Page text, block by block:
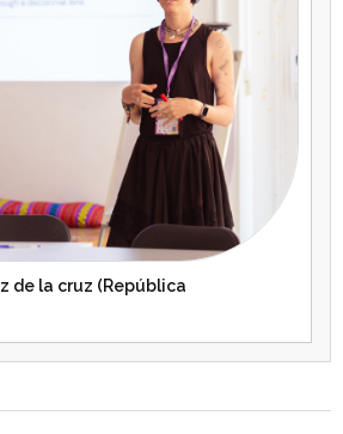
de la cruz (República